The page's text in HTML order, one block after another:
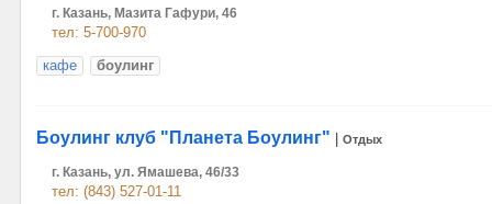
г. Казань, Мазита Гафури, 46
тел: 5-700-970
кафе
боулинг
Боулинг клуб "Планета Боулинг" Отдых
г. Казань, ул. Ямашева, 46/33
тел: (843) 527-01-11